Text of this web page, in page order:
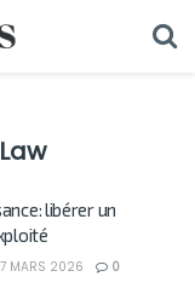
libérer un
7 MARS 2026 0